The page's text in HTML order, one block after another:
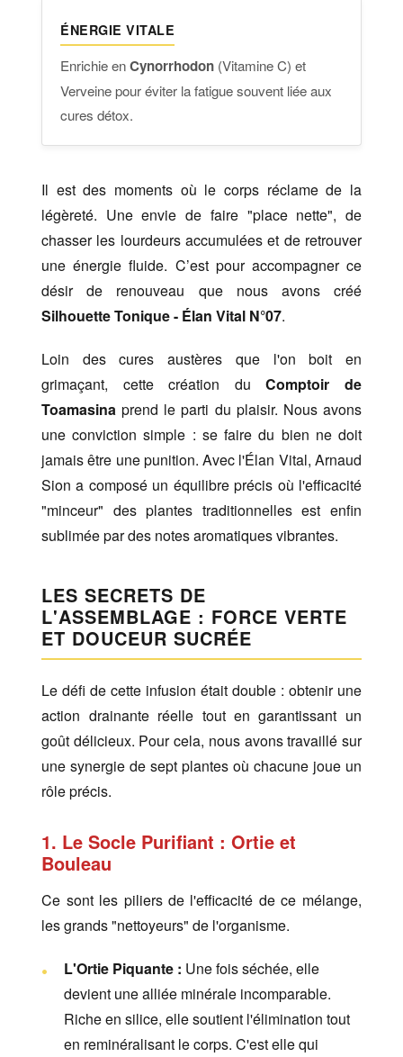
ÉNERGIE VITALE
Enrichie enCynorrhodon (Vitamine C) et
Verveine pour éviter la fatigue souvent liée aux
cures détox.
Il est des moments où le corps réclame de la
légèreté. Une envie de faire "place nette", de
chasser les lourdeurs accumulées et de retrouver
une énergie fluide. C’est pour accompagner ce
désir de renouveau que nous avons créé
Silhouette Tonique - Élan Vital N°07.
Loin des cures austères que l'on boit en
grimaçant, cette création duComptoir de
Toamasina prend le parti du plaisir. Nous avons
une conviction simple : se faire du bien ne doit
jamais être une punition. Avec l'Élan Vital, Arnaud
Sion a composé un équilibre précis où l'efficacité
"minceur" des plantes traditionnelles est enfin
sublimée par des notes aromatiques vibrantes.
LES SECRETS DE
L'ASSEMBLAGE : FORCE VERTE
ET DOUCEUR SUCRÉE
Le défi de cette infusion était double : obtenir une
action drainante réelle tout en garantissant un
goût délicieux. Pour cela, nous avons travaillé sur
une synergie de sept plantes où chacune joue un
rôle précis.
1. Le Socle Purifiant : Ortie et
Bouleau
Ce sont les piliers de l'efficacité de ce mélange,
les grands "nettoyeurs" de l'organisme.
L'Ortie Piquante : Une fois séchée, elle
devient une alliée minérale incomparable.
Riche en silice, elle soutient l'élimination tout
en reminéralisant le corps. C'est elle qui